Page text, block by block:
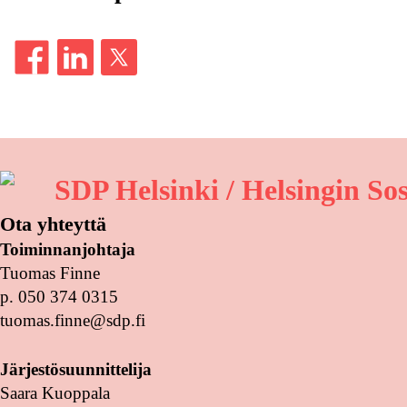
SDP Helsinki / Helsingin
Ota yhteyttä
Toiminnanjohtaja
Tuomas Finne
p. 050 374 0315
tuomas.finne@sdp.fi
Järjestösuunnittelija
Saara Kuoppala